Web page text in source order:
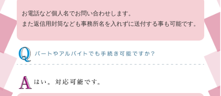
お電話など個人名でお問い合わせします。
また返信用封筒なども事務所名を入れずに送付する事も可能です。